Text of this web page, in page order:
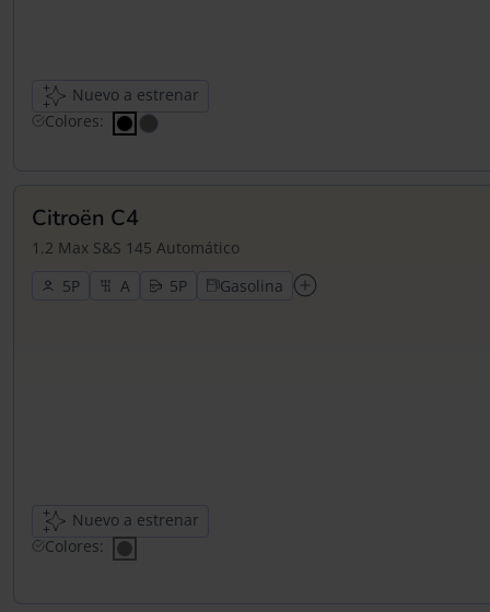
Nuevo a estrenar
Colores:
Citroën C4
1.2 Max S&S 145 Automático
5
5 Gasolina
Nuevo a estrenar
Colores: